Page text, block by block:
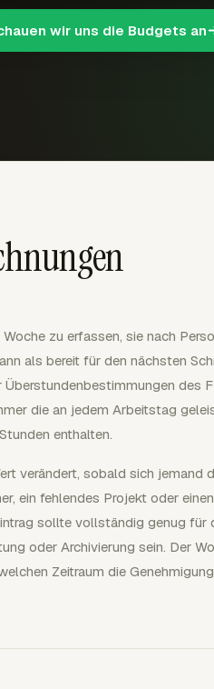
wir uns die Budgets an
zu erfassen, sie nach
als bereit für den nächsten
des
die an jedem Arbeitstag
enthalten.
verändert, sobald sich jemand
ein fehlendes Projekt oder
sollte vollständig genug für
oder Archivierung sein. Der
Zeitraum die Genehmigung